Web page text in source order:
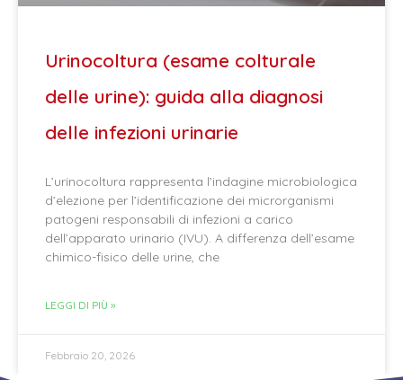
Urinocoltura (esame colturale
delle urine): guida alla diagnosi
delle infezioni urinarie
L’urinocoltura rappresenta l’indagine microbiologica
d’elezione per l’identificazione dei microrganismi
patogeni responsabili di infezioni a carico
dell’apparato urinario (IVU). A differenza dell’esame
chimico-fisico delle urine, che
LEGGI DI PIÙ »
Febbraio 20, 2026